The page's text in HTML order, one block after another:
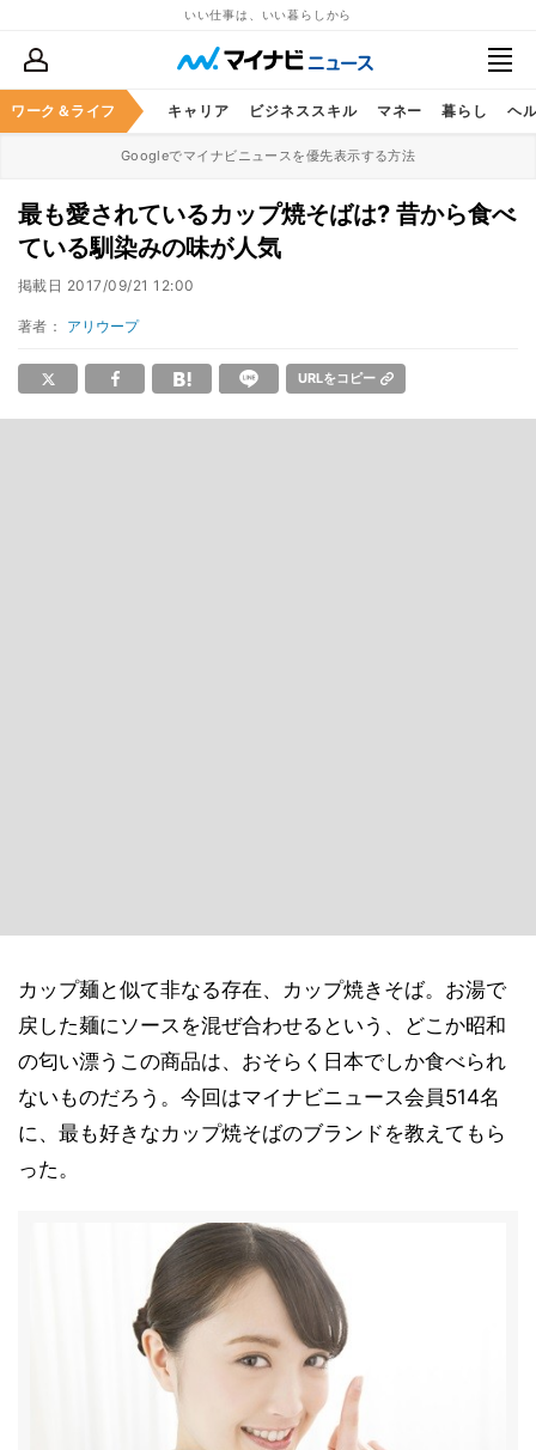
いい仕事は、いい暮らしから
ワーク＆ライフ キャリア ビジネススキル マネー 暮らし ヘ
Googleでマイナビニュースを優先表示する方法
最も愛されているカップ焼そばは? 昔から食べ
ている馴染みの味が人気
掲載日 2017/09/21 12:00
著者： アリウープ
URLをコピー
カップ麺と似て非なる存在、カップ焼きそば。お湯で
戻した麺にソースを混ぜ合わせるという、どこか昭和
の匂い漂うこの商品は、おそらく日本でしか食べられ
ないものだろう。今回はマイナビニュース会員514名
に、最も好きなカップ焼そばのブランドを教えてもら
った。